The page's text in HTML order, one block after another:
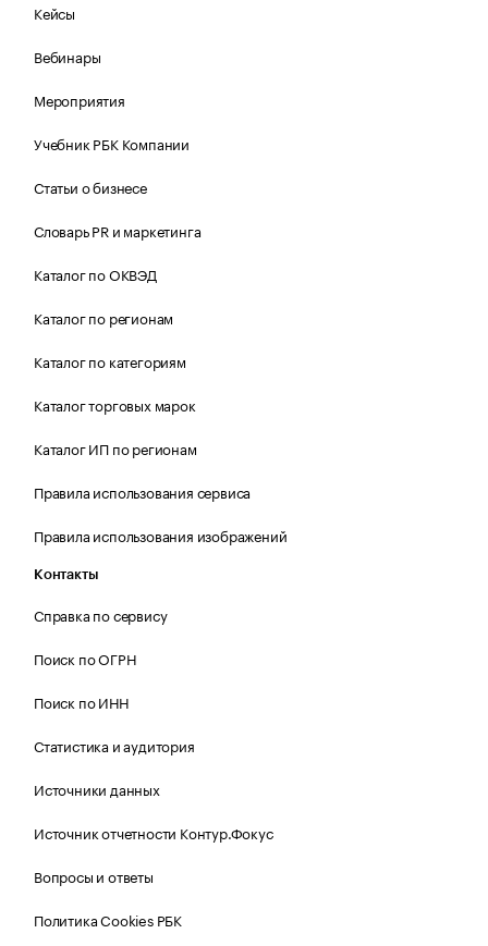
Кейсы
Вебинары
Мероприятия
Учебник РБК Компании
Статьи о бизнесе
Словарь PR и маркетинга
Каталог по ОКВЭД
Каталог по регионам
Каталог по категориям
Каталог торговых марок
Каталог ИП по регионам
Правила использования сервиса
Правила использования изображений
Контакты
Справка по сервису
Поиск по ОГРН
Поиск по ИНН
Статистика и аудитория
Источники данных
Источник отчетности Контур.Фокус
Вопросы и ответы
Политика Cookies РБК